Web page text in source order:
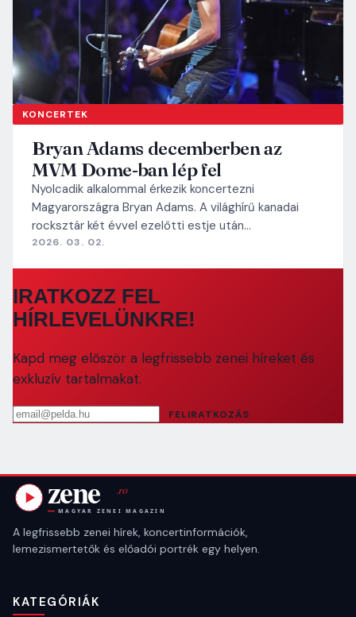
KONCERTEK
Bryan Adams decemberben az
MVM Dome-ban lép fel
Nyolcadik alkalommal érkezik koncertezni
Magyarországra Bryan Adams. A világhírű kanadai
rocksztár két évvel ezelőtti estje után…
2026. 03. 02.
IRATKOZZ FEL
HÍRLEVELÜNKRE!
Kapd meg először a legfrissebb zenei híreket és
exkluzív tartalmakat.
Email cím
FELIRATKOZÁS
A legfrissebb zenei hírek, koncertinformációk,
lemezismertetők és előadói portrék egy helyen.
KATEGÓRIÁK